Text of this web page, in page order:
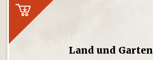
Land und Garten